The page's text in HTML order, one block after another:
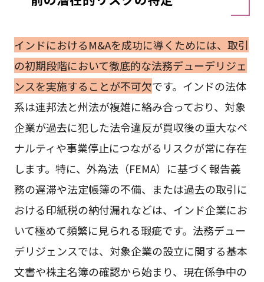
インドにおけるM&Aを成功に導くためには、取引
の初期段階において徹底的な法務デューデリジェ
ンスを実施することが不可欠です。インドの法体
系は連邦法と州法が複雑に絡み合っており、対象
企業が過去に犯した法令違反が買収後の重大なペ
ナルティや事業停止につながるリスクが常に存在
します。特に、外為法（FEMA）に基づく報告義
務の遅滞や法定帳簿の不備、または過去の取引に
おける印紙税の納付漏れなどは、インド企業にお
いて極めて頻繁に見られる瑕疵です。法務デュー
デリジェンスでは、対象企業の設立に関する基本
文書や株主名簿の確認から始まり、現在係争中の